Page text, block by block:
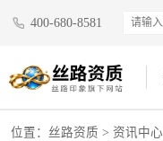
400-680-8581
位置： 丝路资质 > 资讯中心